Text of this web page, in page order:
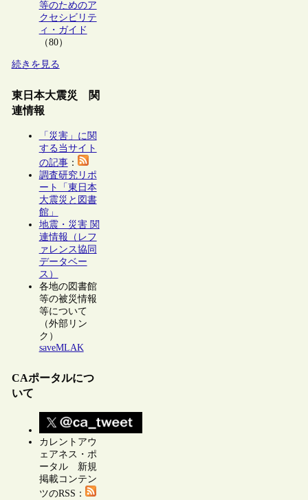
等のためのア
クセシビリテ
ィ・ガイド
（80）
続きを見る
東日本大震災 関
連情報
「災害」に関
する当サイト
の記事：
調査研究リポ
ート「東日本
大震災と図書
館」
地震・災害 関
連情報（レフ
ァレンス協同
データベー
ス）
各地の図書館
等の被災情報
等について
（外部リン
ク）
saveMLAK
CAポータルにつ
いて
カレントアウ
ェアネス・ポ
ータル 新規
掲載コンテン
ツのRSS：